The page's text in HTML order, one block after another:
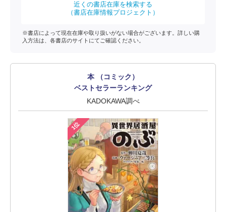
近くの書店在庫を検索する
（書店在庫情報プロジェクト）
※書店によって現在在庫や取り扱いがない場合がございます。詳しい購
入方法は、各書店のサイトにてご確認ください。
本 （コミック）
ベストセラーランキング
KADOKAWA調べ
1位